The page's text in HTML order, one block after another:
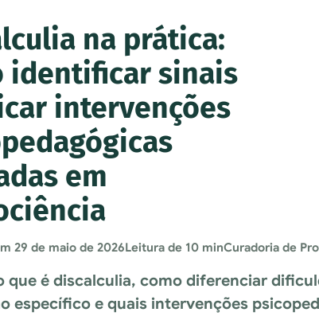
na prática:
identificar sinais
intervenções
em
29 de maio de 2026Leitura de 10 minCuradoria de
que é discalculia, como diferenciar
específico e quais intervenções